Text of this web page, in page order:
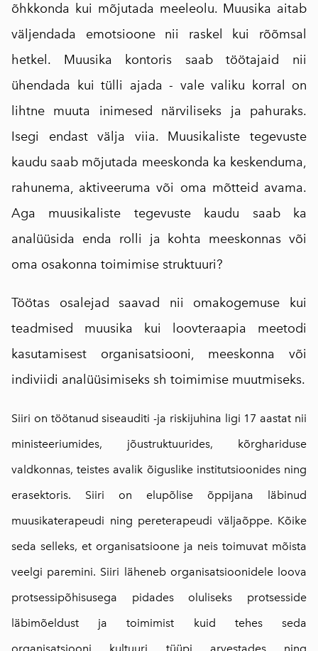
õhkkonda kui mõjutada meeleolu. Muusika aitab
väljendada emotsioone nii raskel kui rõõmsal
hetkel. Muusika kontoris saab töötajaid nii
ühendada kui tülli ajada - vale valiku korral on
lihtne muuta inimesed närviliseks ja pahuraks.
Isegi endast välja viia. Muusikaliste tegevuste
kaudu saab mõjutada meeskonda ka keskenduma,
rahunema, aktiveeruma või oma mõtteid avama.
Aga muusikaliste tegevuste kaudu saab ka
analüüsida enda rolli ja kohta meeskonnas või
oma osakonna toimimise struktuuri?
Töötas osalejad saavad nii omakogemuse kui
teadmised muusika kui loovteraapia meetodi
kasutamisest organisatsiooni, meeskonna või
indiviidi analüüsimiseks sh toimimise muutmiseks.
Siiri on töötanud siseauditi -ja riskijuhina ligi 17 aastat nii
ministeeriumides, jõustruktuurides, kõrghariduse
valdkonnas, teistes avalik õiguslike institutsioonides ning
erasektoris. Siiri on elupõlise õppijana läbinud
muusikaterapeudi ning pereterapeudi väljaõppe. Kõike
seda selleks, et organisatsioone ja neis toimuvat mõista
veelgi paremini. Siiri läheneb organisatsioonidele loova
protsessipõhisusega pidades oluliseks protsesside
läbimõeldust ja toimimist kuid tehes seda